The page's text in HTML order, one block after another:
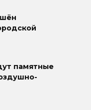
памятные